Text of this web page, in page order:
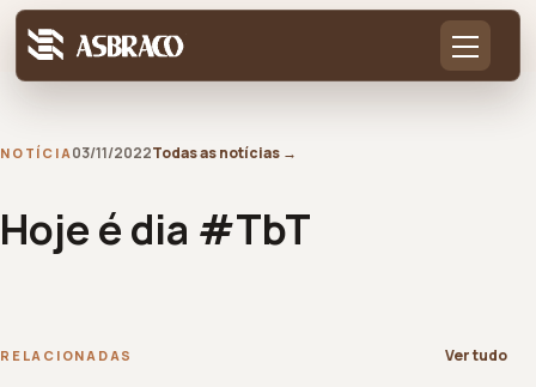
NOTÍCIA03/11/2022Todas as notícias →
Hoje é dia #TbT
RELACIONADAS Ver tudo